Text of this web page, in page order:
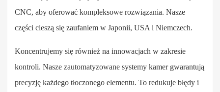
CNC, aby oferować kompleksowe rozwiązania. Nasze
części cieszą się zaufaniem w Japonii, USA i Niemczech.
Koncentrujemy się również na innowacjach w zakresie
kontroli. Nasze zautomatyzowane systemy kamer gwarantują
precyzję każdego tłoczonego elementu. To redukuje błędy i